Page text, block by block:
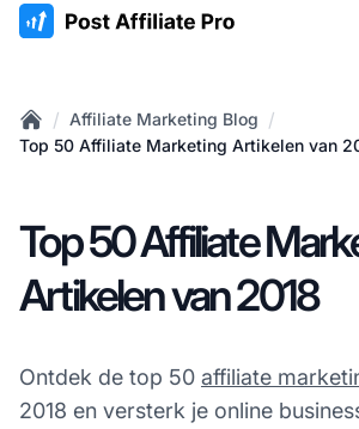
:site.title
Home
/ Affiliate Marketing Blog /
Top 50 Affiliate Marketing Artikelen van
Top 50 Affiliate
Artikelen van 2018
Ontdek de top 50 affiliate
2018 en versterk je online